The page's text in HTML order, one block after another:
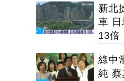
新北
車 日
13倍
綠中
純 蔡